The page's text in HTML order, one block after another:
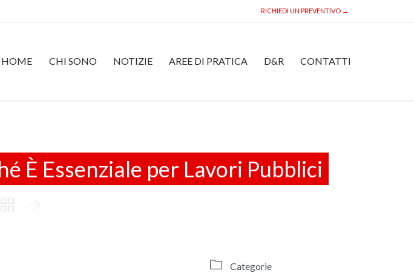
RICHIEDI UN PREVENTIVO →
HOME CHI SONO NOTIZIE AREE DI PRATICA D&R CONTATTI
È Essenziale per Lavori Pubblici
 
 Categorie